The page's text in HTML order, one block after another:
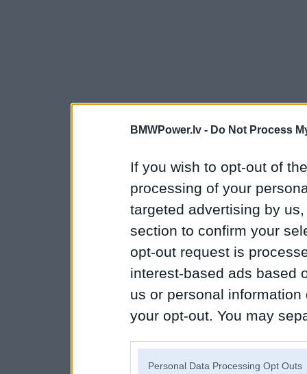
BMWPower.lv - Do Not Process
If you wish to opt-out of
processing of your
targeted advertising by
section to confirm your
opt-out request is
interest-based ads based
us or personal
your opt-out. You may
Personal Data Processing Opt Outs